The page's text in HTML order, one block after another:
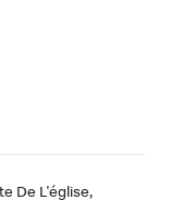
De L'église,